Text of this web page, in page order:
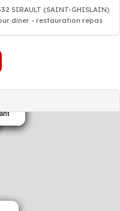
SIRAULT (SAINT-GHISLAIN)
diner - restauration repas